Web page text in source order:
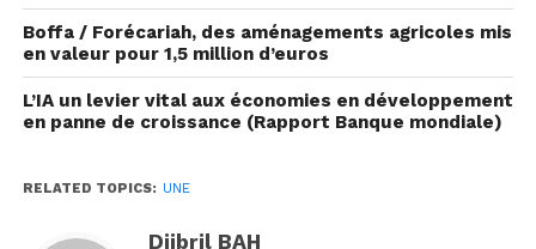
capacités de régénération de la nature.
Un constat alarmant : la
nature sous pression
planète a connu une transformation accélérée liée
Boffa / Forécariah, des aménagements agricoles mis
en valeur pour 1,5 million d’euros
L’IA un levier vital aux économies en développement
en panne de croissance (Rapport Banque mondiale)
RELATED TOPICS: UNE
Djibril BAH